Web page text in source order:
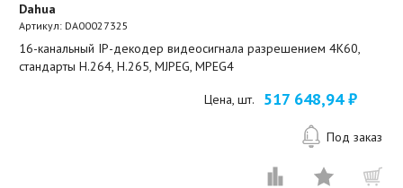
Dahua
Артикул: DA00027325
16-канальный IP-декодер видеосигнала разрешением 4K60,
стандарты H.264, H.265, MJPEG, MPEG4
Цена, шт. 517 648,94 ₽
Под заказ